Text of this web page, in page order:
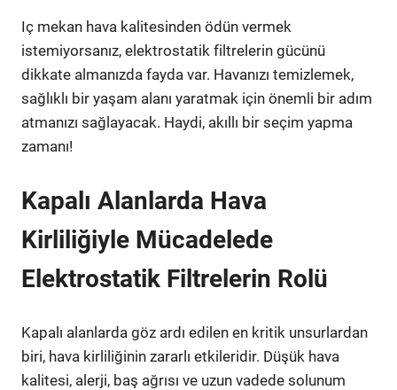
Iç mekan hava kalitesinden ödün vermek
istemiyorsanız, elektrostatik filtrelerin gücünü
dikkate almanızda fayda var. Havanızı temizlemek,
sağlıklı bir yaşam alanı yaratmak için önemli bir adım
atmanızı sağlayacak. Haydi, akıllı bir seçim yapma
zamanı!
Kapalı Alanlarda Hava
Kirliliğiyle Mücadelede
Elektrostatik Filtrelerin Rolü
Kapalı alanlarda göz ardı edilen en kritik unsurlardan
biri, hava kirliliğinin zararlı etkileridir. Düşük hava
kalitesi, alerji, baş ağrısı ve uzun vadede solunum